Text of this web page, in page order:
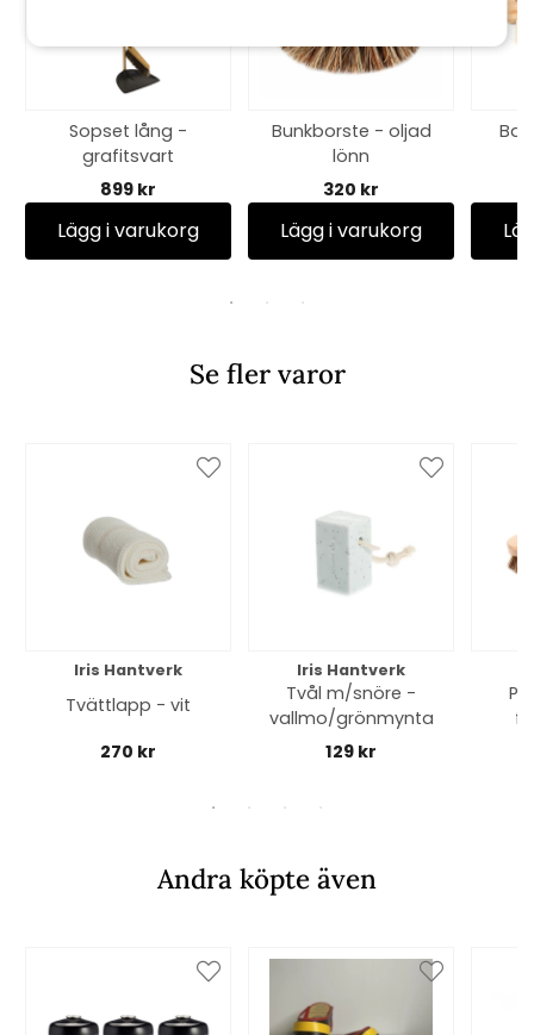
Sopset lång -
grafitsvart
899 kr
Lägg i varukorg
Bunkborste - oljad
lönn
320 kr
Lägg i varukorg
Se fler varor
Iris Hantverk
Tvättlapp - vit
270 kr
Iris Hantverk
Tvål m/snöre -
vallmo/grönmynta
129 kr
Andra köpte även